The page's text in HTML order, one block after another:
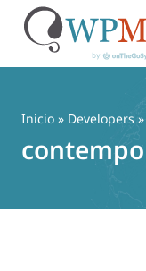
contenido
Inicio » Developers